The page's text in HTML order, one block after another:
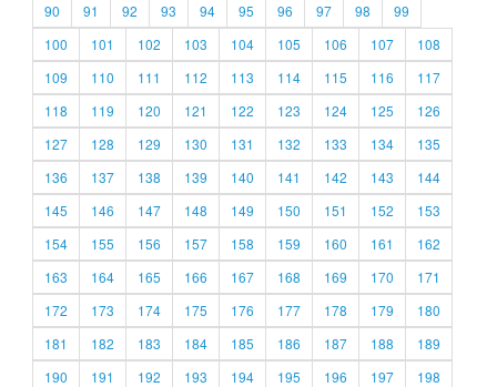
90
91 92 93 94 95 96 97 98
99
100
101 102 103 104 105 106 107
108
109
110 111 112 113 114 115 116
117
118
119 120 121 122 123 124 125
126
127
128 129 130 131 132 133 134
135
136
137 138 139 140 141 142 143
144
145
146 147 148 149 150 151 152
153
154
155 156 157 158 159 160 161
162
163
164 165 166 167 168 169 170
171
172
173 174 175 176 177 178 179
180
181
182 183 184 185 186 187 188
189
190
191 192 193 194 195 196 197
198